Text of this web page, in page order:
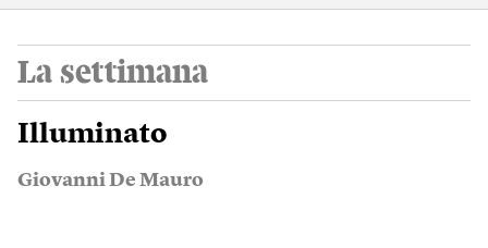
La settimana
Illuminato
Giovanni De Mauro